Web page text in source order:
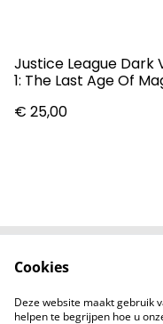
Justice League Dark
1: The Last Age Of
€ 25,00
Privacybeleid
Cookies
Deze website maakt gebruik
helpen te begrijpen hoe u